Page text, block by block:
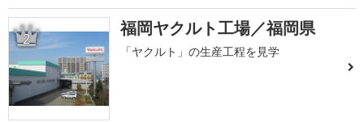
2 福岡ヤクルト工場／福岡県
「ヤクルト」の生産工程を見学